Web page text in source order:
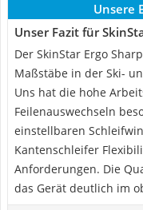
Unsere
Unser Fazit für
Der SkinStar Ergo
Maßstäbe in der Ski-
Uns hat die hohe
Feilenauswechseln
einstellbaren
Kantenschleifer
Anforderungen. Die
das Gerät deutlich im